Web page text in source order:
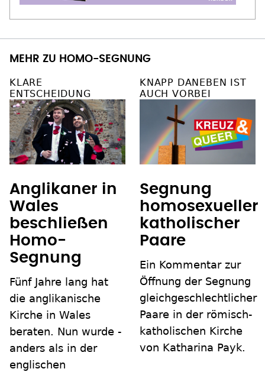
MEHR ZU HOMO-SEGNUNG
KLARE
ENTSCHEIDUNG
Anglikaner in
Wales
beschließen
Homo-
Segnung
Fünf Jahre lang hat
die anglikanische
Kirche in Wales
beraten. Nun wurde -
anders als in der
englischen
KNAPP DANEBEN IST
AUCH VORBEI
Segnung
homosexueller
katholischer
Paare
Ein Kommentar zur
Öffnung der Segnung
gleichgeschlechtlicher
Paare in der römisch-
katholischen Kirche
von Katharina Payk.